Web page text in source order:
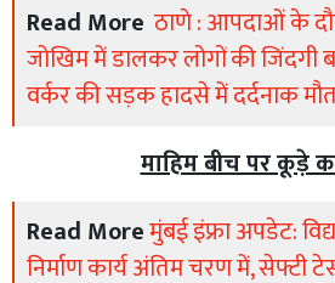
Read More ठाणे : आपदाओं के
जोखिम में डालकर लोगों की जिंदगी
वर्कर की सड़क हादसे में दर्दनाक
माहिम बीच पर कूड़े
Read Moreमुंबई इंफ्रा अपडेट:
निर्माण कार्य अंतिम चरण में, सेफ्टी